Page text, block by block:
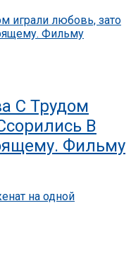
С Трудом
В
Фильму